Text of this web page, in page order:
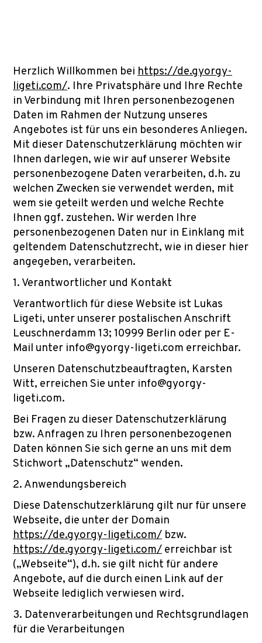
Herzlich Willkommen bei https://de.gyorgy-
ligeti.com/. Ihre Privatsphäre und Ihre Rechte
in Verbindung mit Ihren personenbezogenen
Daten im Rahmen der Nutzung unseres
Angebotes ist für uns ein besonderes Anliegen.
Mit dieser Datenschutzerklärung möchten wir
Ihnen darlegen, wie wir auf unserer Website
personenbezogene Daten verarbeiten, d.h. zu
welchen Zwecken sie verwendet werden, mit
wem sie geteilt werden und welche Rechte
Ihnen ggf. zustehen. Wir werden Ihre
personenbezogenen Daten nur in Einklang mit
geltendem Datenschutzrecht, wie in dieser hier
angegeben, verarbeiten.
1. Verantwortlicher und Kontakt
Verantwortlich für diese Website ist Lukas
Ligeti, unter unserer postalischen Anschrift
Leuschnerdamm 13; 10999 Berlin oder per E-
Mail unter info@gyorgy-ligeti.com erreichbar.
Unseren Datenschutzbeauftragten, Karsten
Witt, erreichen Sie unter info@gyorgy-
ligeti.com.
Bei Fragen zu dieser Datenschutzerklärung
bzw. Anfragen zu Ihren personenbezogenen
Daten können Sie sich gerne an uns mit dem
Stichwort „Datenschutz“ wenden.
2. Anwendungsbereich
Diese Datenschutzerklärung gilt nur für unsere
Webseite, die unter der Domain
https://de.gyorgy-ligeti.com/ bzw.
https://de.gyorgy-ligeti.com/ erreichbar ist
(„Webseite“), d.h. sie gilt nicht für andere
Angebote, auf die durch einen Link auf der
Webseite lediglich verwiesen wird.
3. Datenverarbeitungen und Rechtsgrundlagen
für die Verarbeitungen